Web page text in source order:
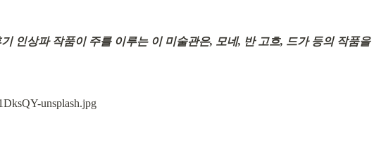
인상파 작품이 주를 이루는 이 미술관은, 모네, 반 고흐, 드가 등의 작품